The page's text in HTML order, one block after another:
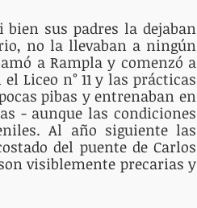
bien sus padres la dejaban
no la llevaban a ningún
a Rampla y comenzó a
Liceo n° 11 y las prácticas
pibas y entrenaban en
- aunque las condiciones
Al año siguiente las
del puente de Carlos
visiblemente precarias y